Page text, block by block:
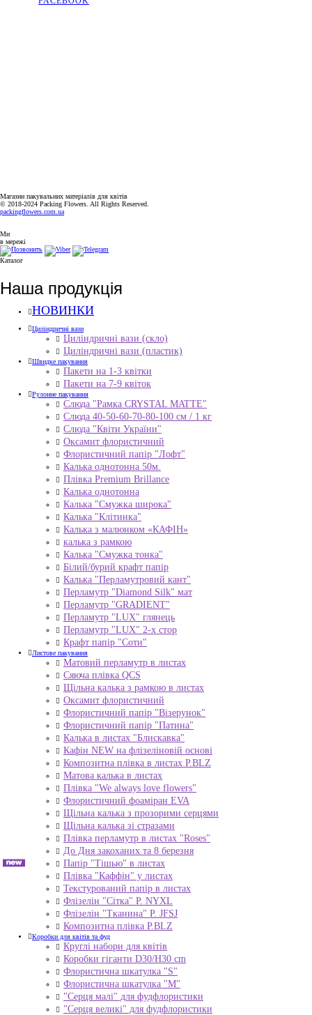
Магазин пакувальних матеріалів для квітів
© 2018-2024 Packing Flowers. All Rights Reserved.
packingflowers.com.ua
Ми
в мережі
Каталог
Наша продукція
НОВИНКИ
Циліндричні вази
Циліндричні вази (скло)
Циліндричні вази (пластик)
Швидке пакування
Пакети на 1-3 квітки
Пакети на 7-9 квіток
Рулонне пакування
Слюда "Рамка CRYSTAL MATTE"
Слюда 40-50-60-70-80-100 см / 1 кг
Слюда "Квіти України"
Оксамит флористичний
Флористичний папір "Лофт"
Калька однотонна 50м.
Плівка Premium Brillance
Калька однотонна
Калька "Смужка широка"
Калька "Клітинка"
Калька з малюнком «КАФІН»
калька з рамкою
Калька "Смужка тонка"
Білий/бурий крафт папір
Калька "Перламутровий кант"
Перламутр "Diamond Silk" мат
Перламутр "GRADIENT"
Перламутр "LUX" глянець
Перламутр "LUX" 2-х стор
Крафт папір "Соти"
Листове пакування
Матовий перламутр в листах
Сяюча плівка QCS
Щільна калька з рамкою в листах
Оксамит флористичний
Флористичний папір "Візерунок"
Флористичний папір "Патина"
Калька в листах "Блискавка"
Кафін NEW на флізеліновій основі
Композитна плівка в листах Р.BLZ
Матова калька в листах
Плівка "We always love flowers"
Флористичний фоаміран EVA
Щільна калька з прозорими серцями
Щільна калька зі стразами
Плівка перламутр в листах "Roses"
До Дня закоханих та 8 березня
Папір "Тішью" в листах
Плівка "Каффін" у листах
Текстурований папір в листах
Флізелін "Сітка" P. NYXL
Флізелін "Тканина" P. JFSJ
Композитна плівка Р.BLZ
Коробки для квітів та фуд
Круглі набори для квітів
Коробки гіганти D30/H30 cm
Флористична шкатулка "S"
Флористична шкатулка "М"
"Серця малі" для фудфлористики
"Серця великі" для фудфлористики